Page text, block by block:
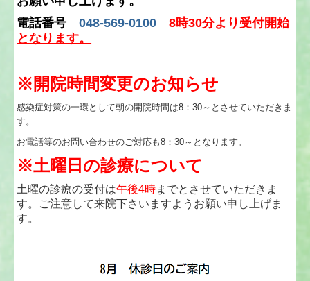
電話番号048-569-0100
8時30分より受付開始
となります。
※開院時間変更のお知らせ
感染症対策の一環として朝の開院時間は8：30～とさせていただきま
す。
お電話等のお問い合わせのご対応も8：30～となります。
※土曜日の診療について
土曜の診療の受付は午後4時までとさせていただきま
す。
ご注意して来院下さいますようお願い申し上げま
す。